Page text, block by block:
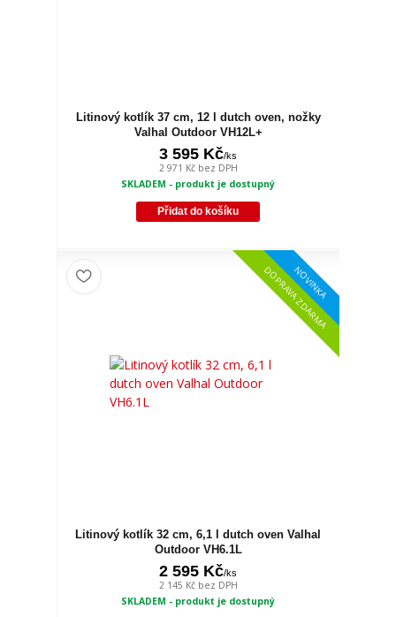
Litinový kotlík 37 cm, 12 l dutch oven, nožky
Valhal Outdoor VH12L+
3 595 Kč/ks
2 971 Kč bez DPH
SKLADEM - produkt je dostupný
Přidat do košíku
NOVINKA
DOPRAVA ZDARMA
Litinový kotlík 32 cm, 6,1 l dutch oven Valhal
Outdoor VH6.1L
2 595 Kč/ks
2 145 Kč bez DPH
SKLADEM - produkt je dostupný